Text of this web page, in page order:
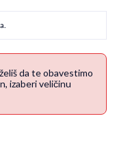
da te obavestimo
izaberi veličinu